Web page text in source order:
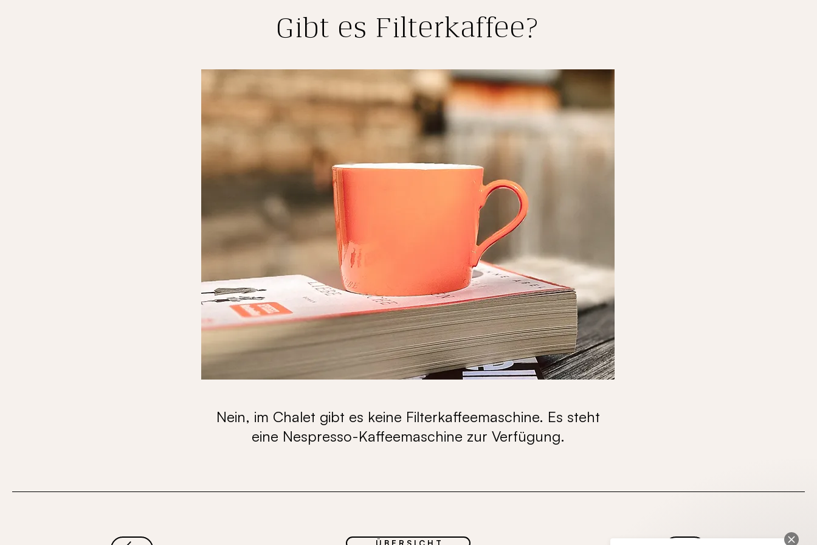
Gibt es Filterkaffee?
Nein, im Chalet gibt es keine Filterkaffeemaschine. Es steht
eine Nespresso-Kaffeemaschine zur Verfügung.